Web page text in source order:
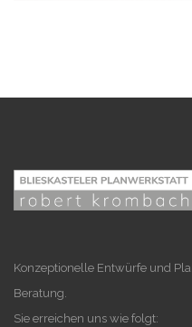
Konzeptionelle Entwürfe und
Beratung.
Sie erreichen uns wie folgt: